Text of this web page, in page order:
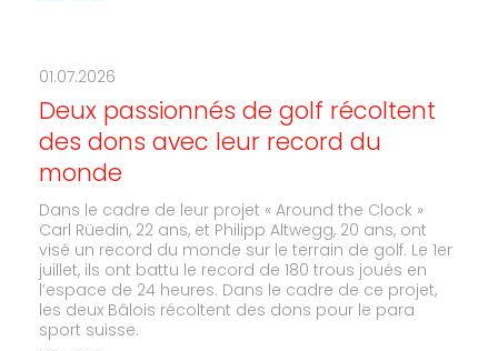
01.07.2026
Deux passionnés de golf récoltent
des dons avec leur record du
monde
Dans le cadre de leur projet « Around the Clock »
Carl Rüedin, 22 ans, et Philipp Altwegg, 20 ans, ont
visé un record du monde sur le terrain de golf. Le 1er
juillet, ils ont battu le record de 180 trous joués en
l’espace de 24 heures. Dans le cadre de ce projet,
les deux Bâlois récoltent des dons pour le para
sport suisse.